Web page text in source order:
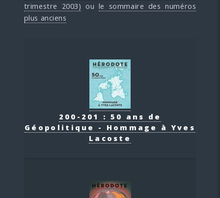
trimestre 2003) ou le sommaire des numéros
plus anciens
200-201 : 50 ans de
Géopolitique - Hommage à Yves
Lacoste